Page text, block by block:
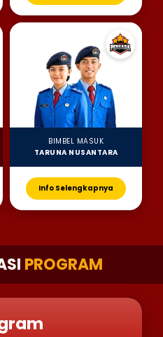
BIMBEL MASUK
TARUNA NUSANTARA
Info Selengkapnya
PROGRAM